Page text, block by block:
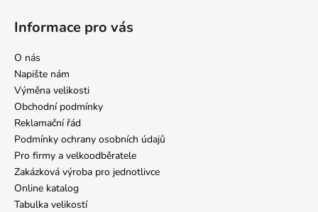
Informace pro vás
O nás
Napište nám
Výměna velikosti
Obchodní podmínky
Reklamační řád
Podmínky ochrany osobních údajů
Pro firmy a velkoodběratele
Zakázková výroba pro jednotlivce
Online katalog
Tabulka velikostí